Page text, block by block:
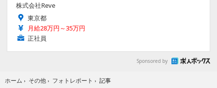
株式会社Reve
東京都
月給28万円～35万円
正社員
Sponsored by
ホーム › その他 › フォトレポート › 記事